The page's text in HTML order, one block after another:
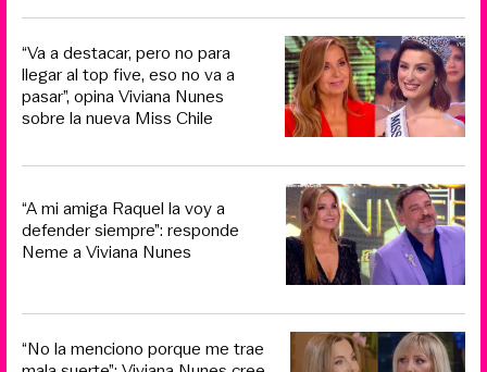
“Va a destacar, pero no para
llegar al top five, eso no va a
pasar”, opina Viviana Nunes
sobre la nueva Miss Chile
“A mi amiga Raquel la voy a
defender siempre”: responde
Neme a Viviana Nunes
“No la menciono porque me trae